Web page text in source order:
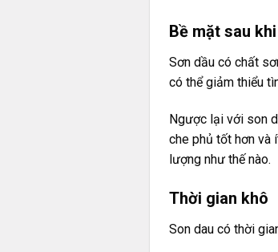
Bề mặt sau
Sơn dầu có chất
có thể giảm thiểu
Ngược lại với son
che phủ tốt hơn và
lượng như thế nào.
Thời gian khô
Son dau có thời